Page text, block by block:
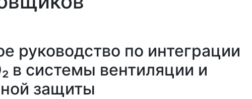
руководство по интеграции
в системы вентиляции и
защиты